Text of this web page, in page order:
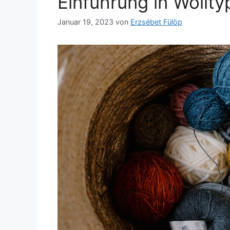
Januar 19, 2023 von Erzsébet Fülöp